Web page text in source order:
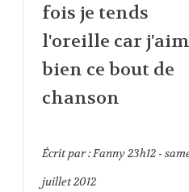
fois je tends
l'oreille car
bien ce bout de
chanson
Écrit par :Fanny23h12-
juillet 2012